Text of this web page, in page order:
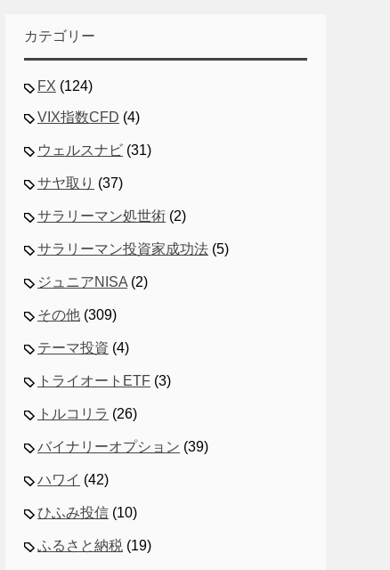
カテゴリー
FX (124)
VIX指数CFD (4)
ウェルスナビ (31)
サヤ取り (37)
サラリーマン処世術 (2)
サラリーマン投資家成功法 (5)
ジュニアNISA (2)
その他 (309)
テーマ投資 (4)
トライオートETF (3)
トルコリラ (26)
バイナリーオプション (39)
ハワイ (42)
ひふみ投信 (10)
ふるさと納税 (19)